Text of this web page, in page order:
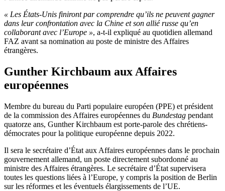
« Les États-Unis finiront par comprendre qu’ils ne peuvent gagner
dans leur confrontation avec la Chine et son allié russe qu’en
collaborant avec l’Europe », a-t-il expliqué au quotidien allemand
FAZ avant sa nomination au poste de ministre des Affaires
étrangères.
Gunther Kirchbaum aux Affaires
européennes
Membre du bureau du Parti populaire européen (PPE) et président
de la commission des Affaires européennes du Bundestag pendant
quatorze ans, Gunther Kirchbaum est porte-parole des chrétiens-
démocrates pour la politique européenne depuis 2022.
Il sera le secrétaire d’État aux Affaires européennes dans le prochain
gouvernement allemand, un poste directement subordonné au
ministre des Affaires étrangères. Le secrétaire d’État supervisera
toutes les questions liées à l’Europe, y compris la position de Berlin
sur les réformes et les éventuels élargissements de l’UE.